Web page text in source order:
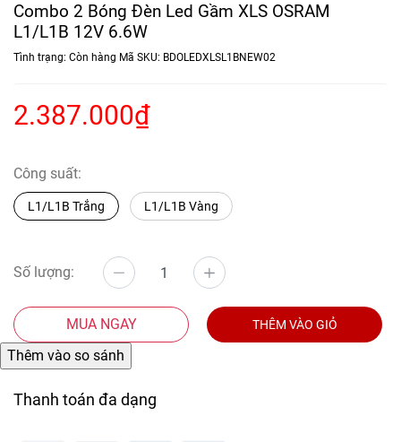
Combo 2 Bóng Đèn Led Gầm XLS OSRAM
L1/L1B 12V 6.6W
Tình trạng: Còn hàng Mã SKU: BDOLEDXLSL1BNEW02
2.387.000₫
Công suất:
L1/L1B Trắng L1/L1B Vàng
Số lượng:
MUA NGAY THÊM VÀO GIỎ
Thanh toán đa dạng